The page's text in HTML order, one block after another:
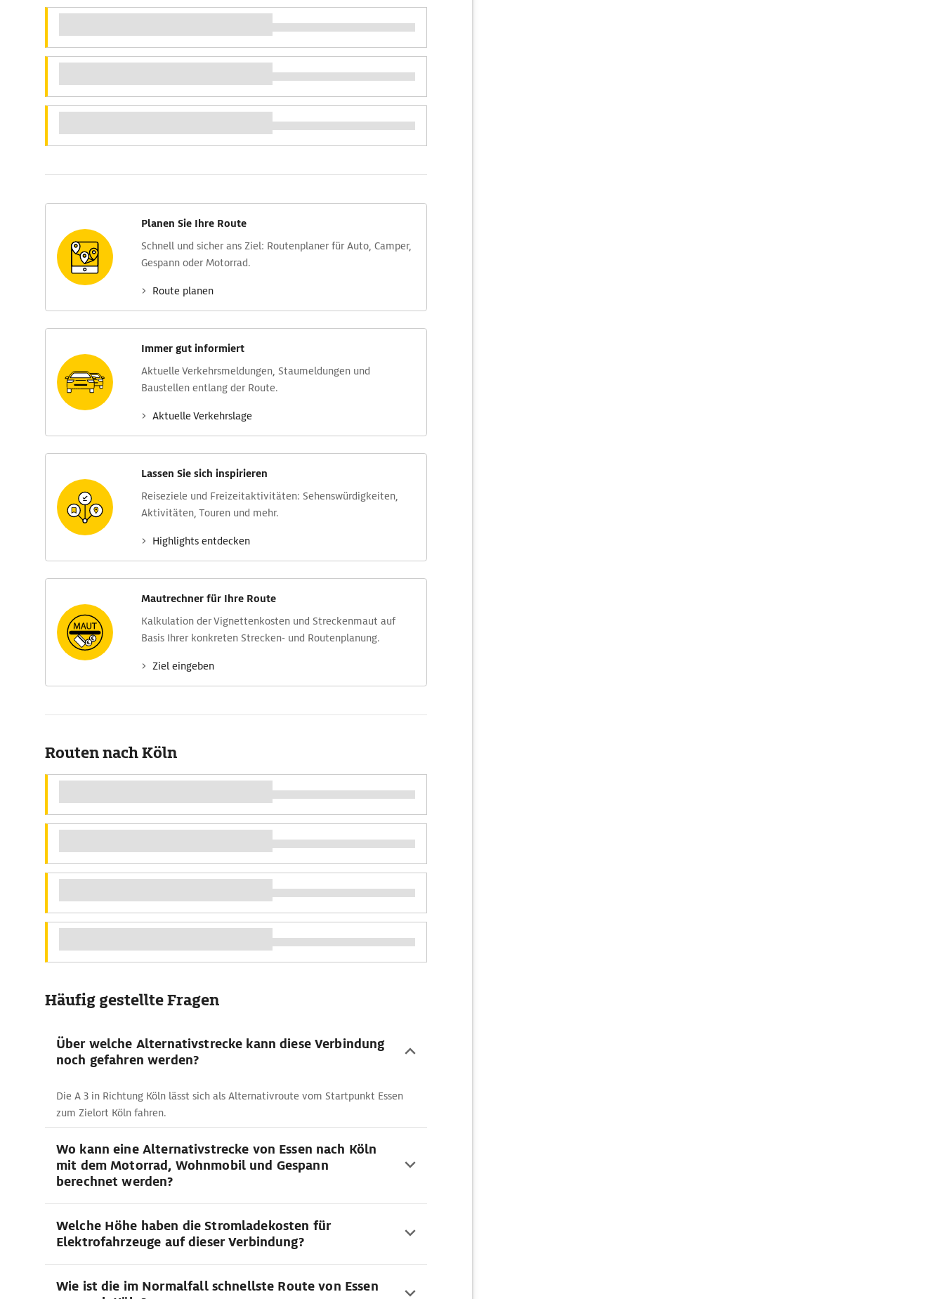
Planen Sie Ihre Route
Schnell und sicher ans Ziel: Routen­planer für Auto, Camper,
Gespann oder Motorrad.
Route planen
Immer gut informiert
Aktuelle Verkehrs­meldungen, Stau­meldungen und
Baustellen entlang der Route.
Aktuelle Verkehrs­lage
Lassen Sie sich inspirieren
Reise­ziele und Freizeit­aktivitäten: Sehens­würdig­keiten,
Aktivitäten, Touren und mehr.
Highlights entdecken
Mautrechner für Ihre Route
Kalkulation der Vignettenkosten und Streckenmaut auf
Basis Ihrer konkreten Strecken- und Routenplanung.
Ziel eingeben
Routen nach Köln
Häufig gestellte Fragen
Über welche Alternativstrecke kann diese Verbindung
noch gefahren werden?
Die A 3 in Richtung Köln lässt sich als Alternativroute vom Startpunkt Essen
zum Zielort Köln fahren.
Wo kann eine Alternativstrecke von Essen nach Köln
mit dem Motorrad, Wohnmobil und Gespann
berechnet werden?
Welche Höhe haben die Stromladekosten für
Elektrofahrzeuge auf dieser Verbindung?
Wie ist die im Normalfall schnellste Route von Essen